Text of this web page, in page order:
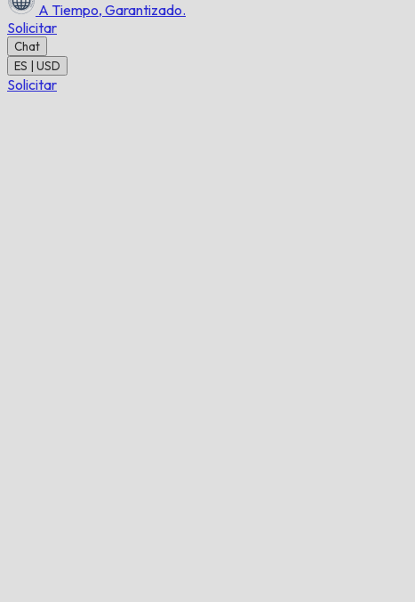
A Tiempo, Garantizado.
Solicitar
Chat
ES | USD
Solicitar